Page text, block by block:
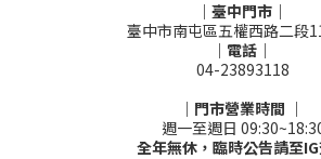
｜臺中門市｜
臺中市南屯區五權西路二段
｜電話｜
04-23893118
｜門市營業時間 ｜
週一至週日
全年無休，臨時公告請至